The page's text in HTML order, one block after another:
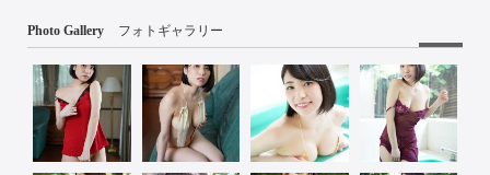
Photo Gallery フォトギャラリー